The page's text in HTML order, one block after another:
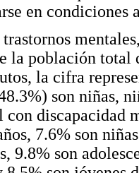
en condiciones
la población
la cifra
son niñas,
discapacidad
7.6% son
9.8% son